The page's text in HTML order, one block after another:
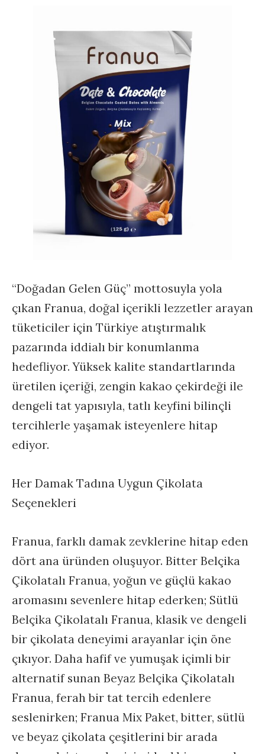
“Doğadan Gelen Güç” mottosuyla yola
çıkan Franua, doğal içerikli lezzetler arayan
tüketiciler için Türkiye atıştırmalık
pazarında iddialı bir konumlanma
hedefliyor. Yüksek kalite standartlarında
üretilen içeriği, zengin kakao çekirdeği ile
dengeli tat yapısıyla, tatlı keyfini bilinçli
tercihlerle yaşamak isteyenlere hitap
ediyor.
Her Damak Tadına Uygun Çikolata
Seçenekleri
Franua, farklı damak zevklerine hitap eden
dört ana üründen oluşuyor. Bitter Belçika
Çikolatalı Franua, yoğun ve güçlü kakao
aromasını sevenlere hitap ederken; Sütlü
Belçika Çikolatalı Franua, klasik ve dengeli
bir çikolata deneyimi arayanlar için öne
çıkıyor. Daha hafif ve yumuşak içimli bir
alternatif sunan Beyaz Belçika Çikolatalı
Franua, ferah bir tat tercih edenlere
seslenirken; Franua Mix Paket, bitter, sütlü
ve beyaz çikolata çeşitlerini bir arada